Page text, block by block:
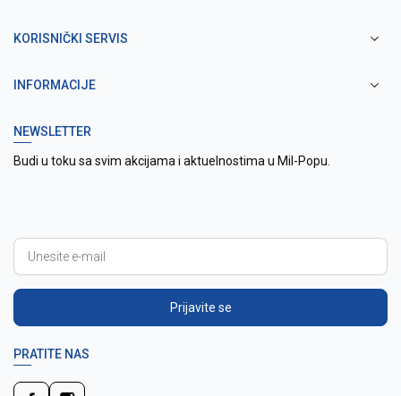
KORISNIČKI SERVIS
INFORMACIJE
NEWSLETTER
Budi u toku sa svim akcijama i aktuelnostima u Mil-Popu.
Prijavite se
PRATITE NAS